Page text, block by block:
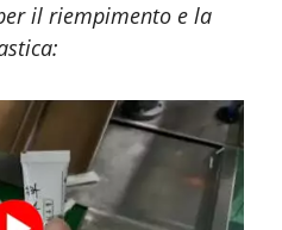
il riempimento e la